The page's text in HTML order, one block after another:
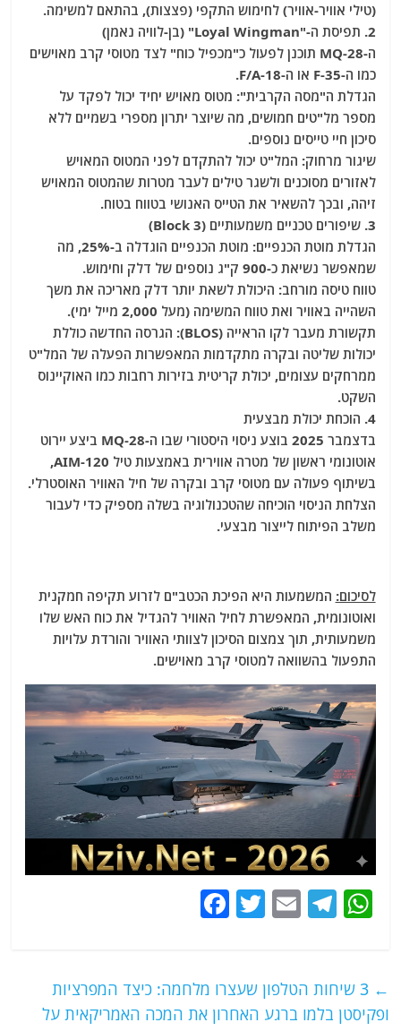
(טילי אוויר-אוויר) לחימוש התקפי (פצצות), בהתאם למשימה.
2. תפיסת ה-"Loyal Wingman" (בן-לוויה נאמן)
ה-MQ-28 תוכנן לפעול כ"מכפיל כוח" לצד מטוסי קרב מאוישים
כמו ה-F-35 או ה-F/A-18.
הגדלת ה"מסה הקרבית": מטוס מאויש יחיד יכול לפקד על
מספר מל"טים חמושים, מה שיוצר יתרון מספרי בשמיים ללא
סיכון חיי טייסים נוספים.
שיגור מרחוק: המל"ט יכול להתקדם לפני המטוס המאויש
לאזורים מסוכנים ולשגר טילים לעבר מטרות שהמטוס המאויש
זיהה, ובכך להשאיר את הטייס האנושי בטווח בטוח.
3. שיפורים טכניים משמעותיים (Block 3)
הגדלת מוטת הכנפיים: מוטת הכנפיים הוגדלה ב-25%, מה
שמאפשר נשיאת כ-900 ק"ג נוספים של דלק וחימוש.
טווח טיסה מורחב: היכולת לשאת יותר דלק מאריכה את משך
השהייה באוויר ואת טווח המשימה (מעל 2,000 מייל ימי).
תקשורת מעבר לקו הראייה (BLOS): הגרסה החדשה כוללת
יכולות שליטה ובקרה מתקדמות המאפשרות הפעלה של המל"ט
ממרחקים עצומים, יכולת קריטית בזירות רחבות כמו האוקיינוס
השקט.
4. הוכחת יכולת מבצעית
בדצמבר 2025 בוצע ניסוי היסטורי שבו ה-MQ-28 ביצע יירוט
אוטונומי ראשון של מטרה אווירית באמצעות טיל AIM-120,
בשיתוף פעולה עם מטוסי קרב ובקרה של חיל האוויר האוסטרלי.
הצלחת הניסוי הוכיחה שהטכנולוגיה בשלה מספיק כדי לעבור
משלב הפיתוח לייצור מבצעי.
לסיכום: המשמעות היא הפיכת הכטב"ם לזרוע תקיפה חמקנית
ואוטונומית, המאפשרת לחיל האוויר להגדיל את כוח האש שלו
משמעותית, תוך צמצום הסיכון לצוותי האוויר והורדת עלויות
התפעול בהשוואה למטוסי קרב מאוישים.
W
s
A
T
g
ra
E
l
T
er
e
b
←
3 שיחות הטלפון שעצרו מלחמה: כיצד המפרציות
ופקיסטן בלמו ברגע האחרון את המכה האמריקאית על